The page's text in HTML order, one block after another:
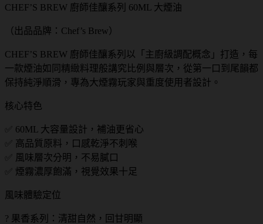
CHEF’S BREW 廚師佳釀系列 60ML 大煙油
（出品品牌：Chef’s Brew）
CHEF’S BREW 廚師佳釀系列以「主廚級調配概念」打造，每
一款煙油如同精緻料理般講究比例與層次，從第一口到尾韻都
保持純淨順滑，專為大煙霧玩家與重度使用者設計。
核心特色
✅ 60ML 大容量設計，補油更省心
✅ 高品質原料，口感乾淨不刺喉
✅ 風味層次分明，不易膩口
✅ 煙霧濃厚飽滿，視覺效果十足
風味體驗定位
? 果香系列：清甜自然，回甘明顯